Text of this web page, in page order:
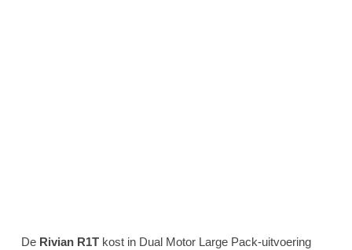
De Rivian R1T kost in Dual Motor Large Pack-uitvoering